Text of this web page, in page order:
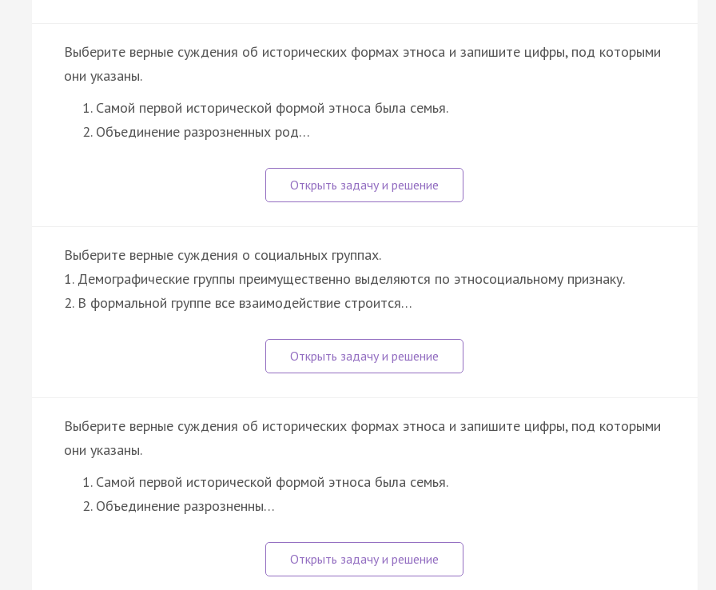
Выберите верные суждения об исторических формах этноса и запишите цифры, под которыми
они указаны.
Самой первой исторической формой этноса была семья.
Объединение разрозненных род…
Выберите верные суждения о социальных группах.
1. Демографические группы преимущественно выделяются по этносоциальному признаку.
2. В формальной группе все взаимодействие строится…
Выберите верные суждения об исторических формах этноса и запишите цифры, под которыми
они указаны.
Самой первой исторической формой этноса была семья.
Объединение разрозненны…